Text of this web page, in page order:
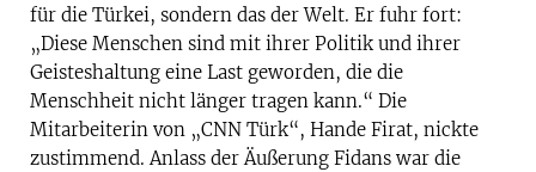
für die Türkei, sondern das der Welt. Er fuhr fort:
„Diese Menschen sind mit ihrer Politik und ihrer
Geisteshaltung eine Last geworden, die die
Menschheit nicht länger tragen kann.“ Die
Mitarbeiterin von „CNN Türk“, Hande Firat, nickte
zustimmend. Anlass der Äußerung Fidans war die